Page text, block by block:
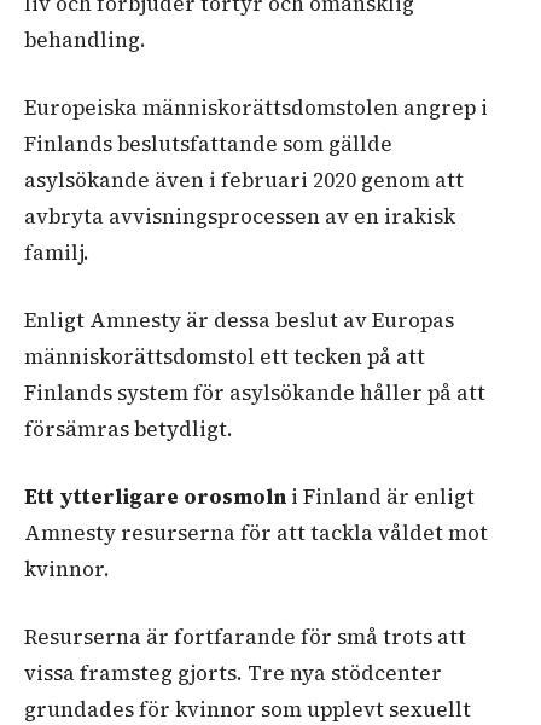
behandling.
Europeiska människorättsdomstolen angrep i
Finlands beslutsfattande som gällde
asylsökande även i februari 2020 genom att
avbryta avvisningsprocessen av en irakisk
familj.
Enligt Amnesty är dessa beslut av Europas
människorättsdomstol ett tecken på att
Finlands system för asylsökande håller på att
försämras betydligt.
Ett ytterligare orosmoln i Finland är enligt
Amnesty resurserna för att tackla våldet mot
kvinnor.
Resurserna är fortfarande för små trots att
vissa framsteg gjorts. Tre nya stödcenter
grundades för kvinnor som upplevt sexuellt